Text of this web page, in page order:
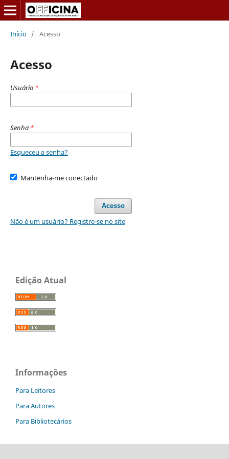
Início / Acesso
Acesso
Usuário *
Senha *
Esqueceu a senha?
Mantenha-me conectado
Acesso
Não é um usuário? Registre-se no site
Edição Atual
Informações
Para Leitores
Para Autores
Para Bibliotecários